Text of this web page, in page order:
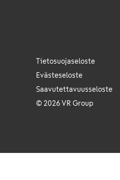
Tietosuojaseloste
Evästeseloste
Saavutettavuusseloste
© 2026 VR Group